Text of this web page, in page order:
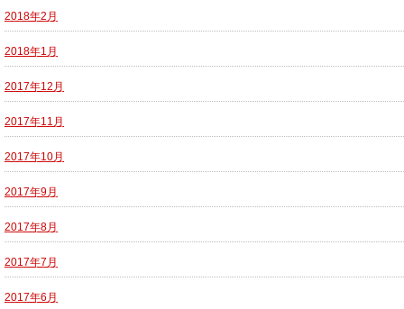
2018年2月
2018年1月
2017年12月
2017年11月
2017年10月
2017年9月
2017年8月
2017年7月
2017年6月